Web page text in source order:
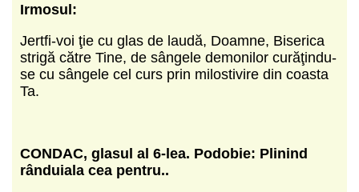
Irmosul:
Jertfi-voi ţie cu glas de laudă, Doamne, Biserica
strigă către Tine, de sângele demonilor curăţindu-
se cu sângele cel curs prin milostivire din coasta
Ta.
CONDAC, glasul al 6-lea. Podobie: Plinind
rânduiala cea pentru..